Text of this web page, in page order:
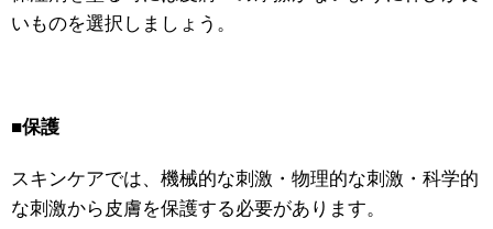
いものを選択しましょう。
■保護
スキンケアでは、機械的な刺激・物理的な刺激・科学的
な刺激から皮膚を保護する必要があります。